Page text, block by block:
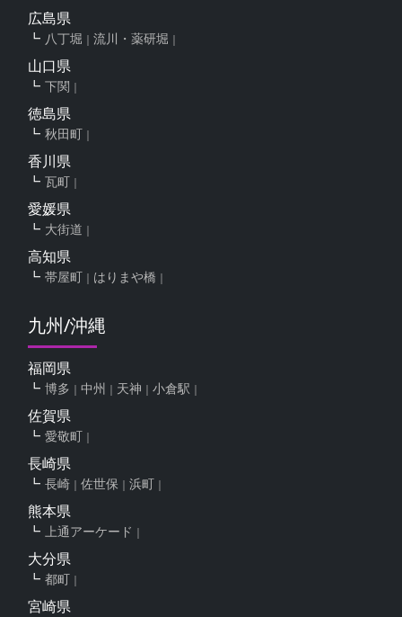
広島県
八丁堀 流川・薬研堀
山口県
下関
徳島県
秋田町
香川県
瓦町
愛媛県
大街道
高知県
帯屋町 はりまや橋
九州/沖縄
福岡県
博多 中州 天神 小倉駅
佐賀県
愛敬町
長崎県
長崎 佐世保 浜町
熊本県
上通アーケード
大分県
都町
宮崎県